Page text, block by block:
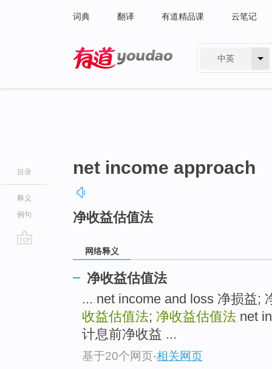
词典 翻译 有道精品课 云笔记
中英
目录
释义
例句
net income approach
净收益估值法
网络释义
净收益估值法
... net income and loss 净损益;
收益估值法; 净收益估值法 net
计息前净收益 ...
基于20个网页-相关网页